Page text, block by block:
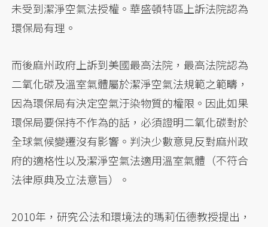
未受到潔淨空氣法授權。華盛頓特區上訴法院認為
環保局有理。
而後麻州政府上訴到美國最高法院，最高法院認為
二氧化碳及溫室氣體屬於潔淨空氣法規範之範疇，
因為環保局有決定空氣汙染物質的權限。因此如果
環保局要保持不作為的話，必須證明二氧化碳對於
全球氣候變遷沒有影響。判決少數意見反對麻州政
府的適格性以及潔淨空氣法適用溫室氣體（不符合
法律原典及立法意旨）。
2010年，研究公法和環境法的瑪莉伍德教授提出，